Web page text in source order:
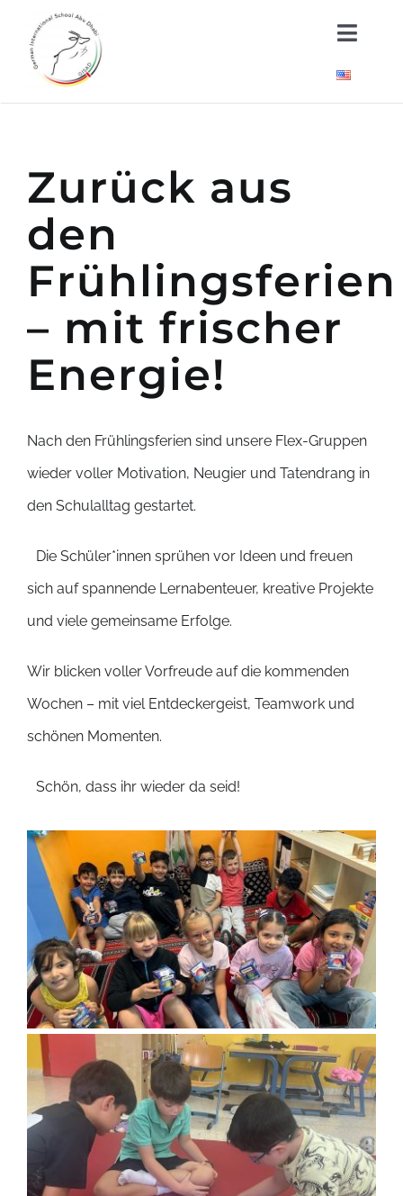
contentÜber uns
Schule
Neuigkeiten
Wichtige Dokumente
Zurück aus
den
Frühlingsferien
– mit frischer
Energie!
Nach den Frühlingsferien sind unsere Flex-Gruppen
wieder voller Motivation, Neugier und Tatendrang in
den Schulalltag gestartet.
Die Schüler*innen sprühen vor Ideen und freuen
sich auf spannende Lernabenteuer, kreative Projekte
und viele gemeinsame Erfolge.
Wir blicken voller Vorfreude auf die kommenden
Wochen – mit viel Entdeckergeist, Teamwork und
schönen Momenten.
Schön, dass ihr wieder da seid!